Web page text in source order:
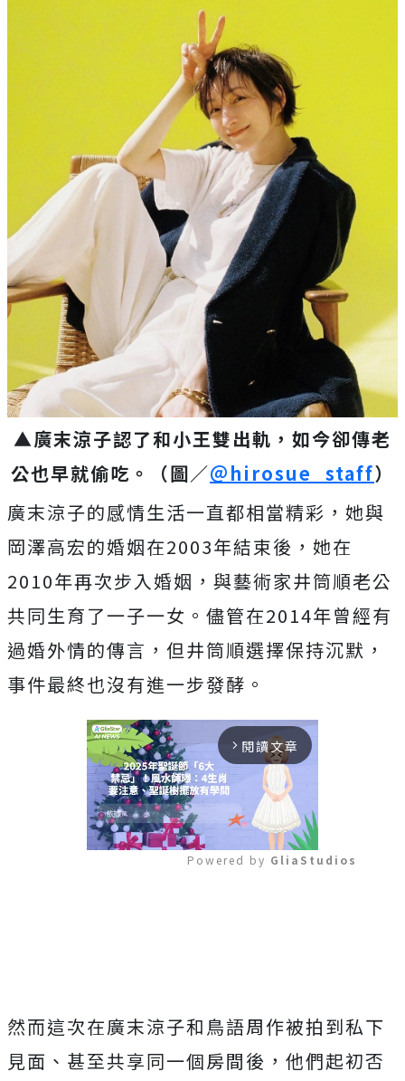
▲廣末涼子認了和小王雙出軌，如今卻傳老
公也早就偷吃。（圖／＠hirosue_staff）
廣末涼子的感情生活一直都相當精彩，她與
岡澤高宏的婚姻在2003年結束後，她在
2010年再次步入婚姻，與藝術家井筒順老公
共同生育了一子一女。儘管在2014年曾經有
過婚外情的傳言，但井筒順選擇保持沉默，
事件最終也沒有進一步發酵。
arrow_forward_ios 閱讀文章
Powered by GliaStudios
然而這次在廣末涼子和鳥語周作被拍到私下
見面、甚至共享同一個房間後，他們起初否